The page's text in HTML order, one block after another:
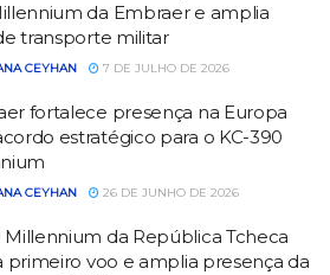
da Embraer e amplia
transporte militar
CEYHAN 7 DE JULHO DE 2026
fortalece presença na Europa
estratégico para o KC-390
CEYHAN 26 DE JUNHO DE 2026
Millennium da República Tcheca
primeiro voo e amplia presença da